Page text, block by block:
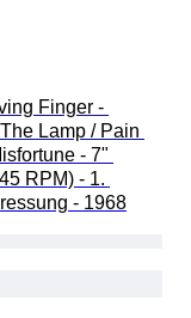
Finger -
Lamp / Pain
- 7"
RPM) - 1.
- 1968